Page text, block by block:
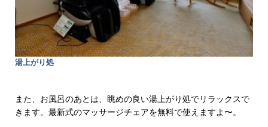
湯上がり処
また、お風呂のあとは、眺めの良い湯上がり処でリラックスで
きます。最新式のマッサージチェアを無料で使えますよ〜。